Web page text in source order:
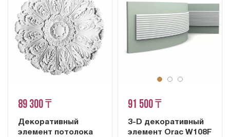
89 300 ₸
Декоративный
элемент потолока
91 500 ₸
3-D декоративный
элемент Orac W108F